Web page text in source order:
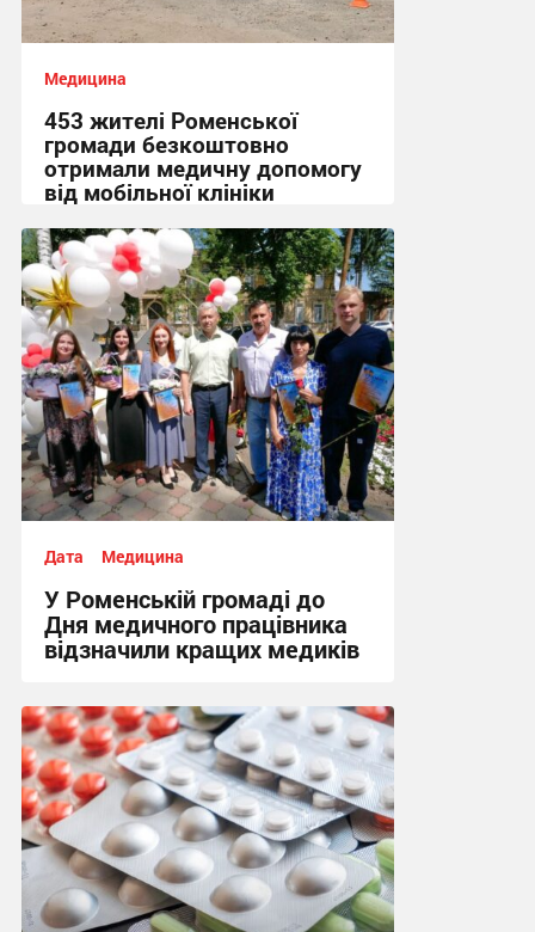
Медицина
453 жителі Роменської
громади безкоштовно
отримали медичну допомогу
від мобільної клініки
08:00, 2.08.2026
Дата Медицина
У Роменській громаді до
Дня медичного працівника
відзначили кращих медиків
15:00, 28.07.2026